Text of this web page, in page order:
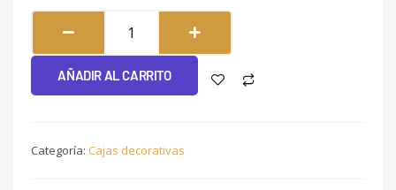
#188
cantidad
AÑADIR AL CARRITO
Categoría: Cajas decorativas